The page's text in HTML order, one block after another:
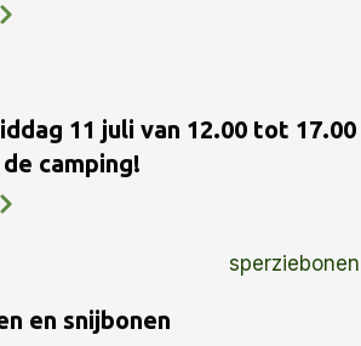
11 juli van 12.00 tot
camping!
en snijbonen